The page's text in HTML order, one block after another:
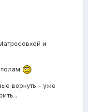
и
вернуть - уже